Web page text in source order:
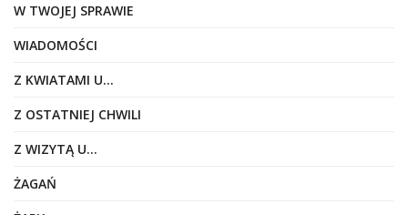
W TWOJEJ SPRAWIE
WIADOMOŚCI
Z KWIATAMI U…
Z OSTATNIEJ CHWILI
Z WIZYTĄ U…
ŻAGAŃ